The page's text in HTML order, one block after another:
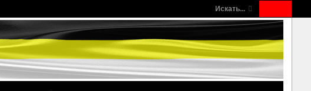
Искать...